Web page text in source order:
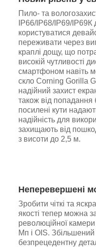
Пило- та
IP66/IP68/IP69/IP69К
користуватися
переживати через
краплі дощу, що
високій чутливості
смартфоном навіть
скло Corning Gorilla
надійний захист
також від попадання
посилені кути
надійність для
захищають від
з висоти до 2,5 м.
Неперевершені
Зробити чіткі та
якості тепер можна
революційної
Мп і OIS.
безпрецедентну